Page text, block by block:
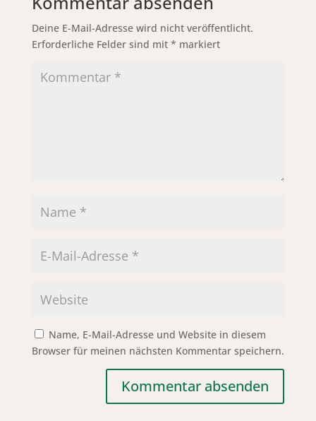
Deine E-Mail-Adresse wird nicht veröffentlicht.
Erforderliche Felder sind mit * markiert
Name, E-Mail-Adresse und Website in diesem
Browser für meinen nächsten Kommentar speichern.